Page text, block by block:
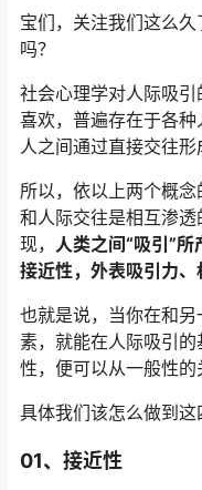
宝们，关注我们这么久
吗？
社会心理学对人际吸
喜欢，普遍存在于各种
人之间通过直接交往形
所以，依以上两个概念
和人际交往是相互渗
现， 人类之间“吸引”所
接近性，外表吸引力、
也就是说，当你在和
素，就能在人际吸引
性，便可以从一般性的
具体我们该怎么做到这
01、 接近性